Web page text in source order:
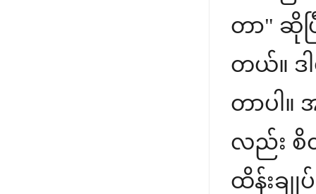
တာ" ဆိုပ
တယ်။ ဒါ
တာပါ။
လည်း
ထိန်းခ